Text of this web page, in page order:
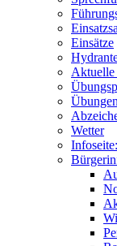
Einsätze
Aktuelle
Übungen
Wetter